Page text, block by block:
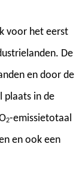
voor het eerst
De
en door de
plaats in de
2-emissietotaal
en ook een